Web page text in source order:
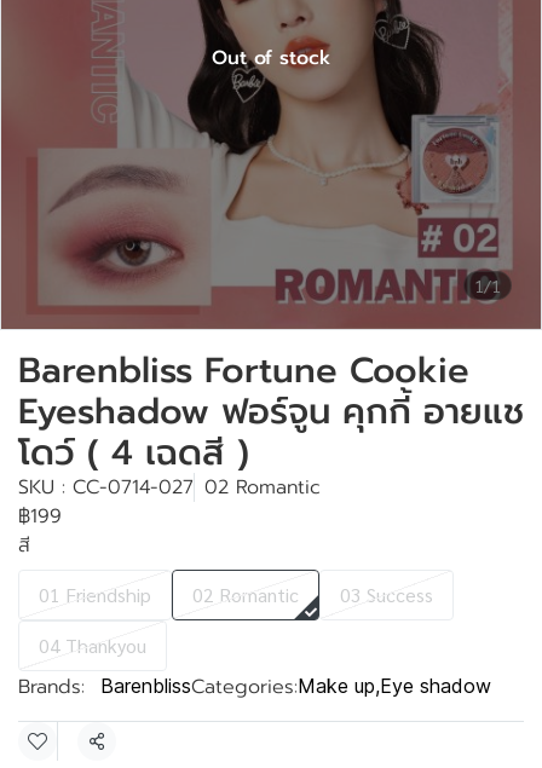
1/1
Out of stock
Barenbliss Fortune Cookie
Eyeshadow ฟอร์จูน คุกกี้ อายแช
โดว์ ( 4 เฉดสี )
SKU : CC-0714-027 02 Romantic
฿199
สี
01 Friendship 02 Romantic
03 Success
04 Thankyou
Brands: BarenblissCategories:Make up,Eye shadow
Share